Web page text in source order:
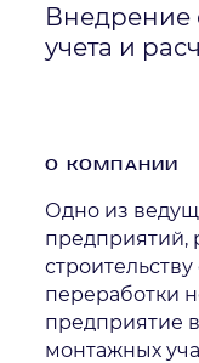
Внедрение
учета и
О КОМПАНИИ
Одно из
предприятий,
переработки
предприятие
монтажных